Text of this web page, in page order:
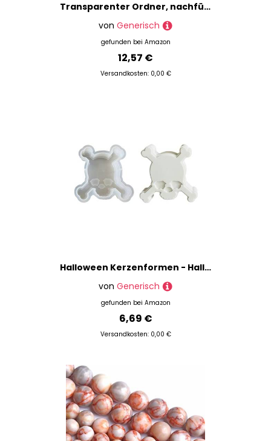
Transparenter Ordner, nachfüllbar, Notizbuch, runder Ringbuch, Papierbindung für Dokumente, Reißverschlussaufkleber, Sammelbuch für Tagebuch, Karten, Tickets, Quittungen, Schule, Büro
von Generisch
gefunden bei Amazon
12,57 €
Versandkosten: 0,00 €
Halloween Kerzenformen - Halloweenformen Für Kerzenherstellung - Puppengips Dekorform Für Auto Duft Schokolade Ton Aromatherapie Partydekoration Dessert Anhänger Basteln Seife
von Generisch
gefunden bei Amazon
6,69 €
Versandkosten: 0,00 €